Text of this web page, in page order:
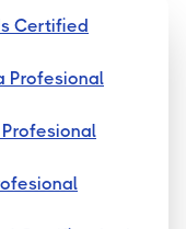
Certified
Profesional